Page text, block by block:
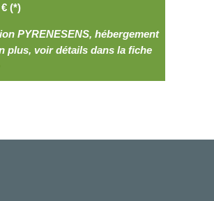
(*)
PYRENESENS, hébergement
plus, voir détails dans la fiche